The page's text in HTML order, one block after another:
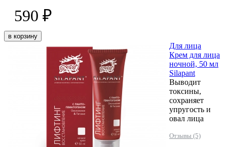
590 ₽
в корзину
Для лица
Крем для лица
ночной, 50 мл
Silapant
Выводит
токсины,
сохраняет
упругость и
овал лица
Отзывы (5)